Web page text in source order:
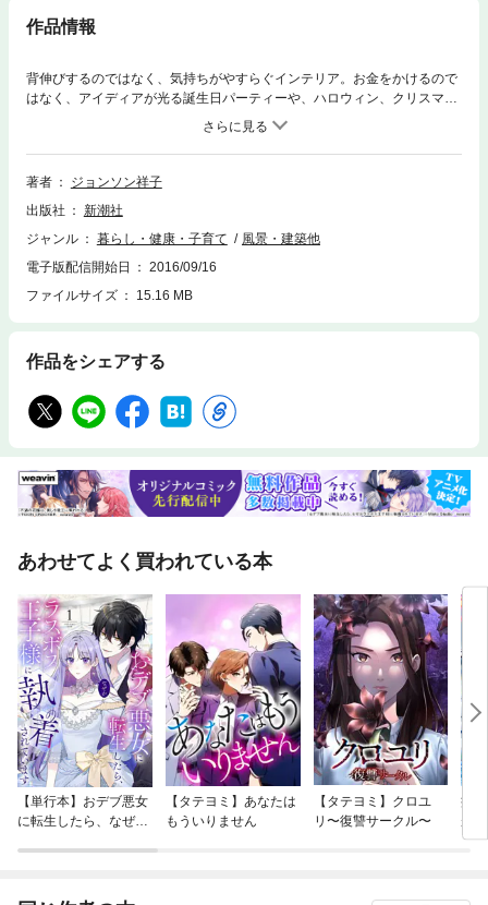
作品情報
背伸びするのではなく、気持ちがやすらぐインテリア。お金をかけるので
はなく、アイディアが光る誕生日パーティーや、ハロウィン、クリスマス
などのイベント。センス溢れる子ども服のコーディネート。小さな子ども
やペットと暮らしていても実現できる、おしゃれでシンプルな暮らしを、
大人気シリーズの著者が初公開！
著者
ジョンソン祥子
出版社
新潮社
ジャンル
暮らし・健康・子育て
風景・建築他
電子版配信開始日
2016/09/16
ファイルサイズ
15.16 MB
作品をシェアする
あわせてよく買われている本
【単行本】おデブ悪女
に転生したら、なぜか
【タテヨミ】あなたは
もういりません
【タテヨミ】クロユ
リ〜復讐サークル〜
病
が
ぎ